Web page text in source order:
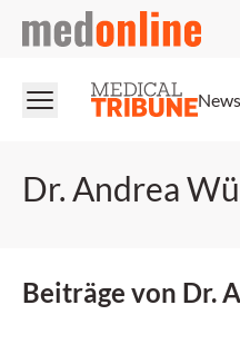
medonline
News
Dr. Andrea
Beiträge von Dr.